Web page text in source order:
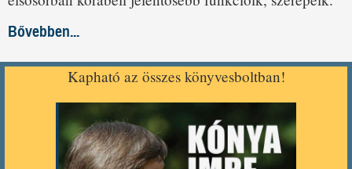
Bővebben...
Kapható az összes könyvesboltban!